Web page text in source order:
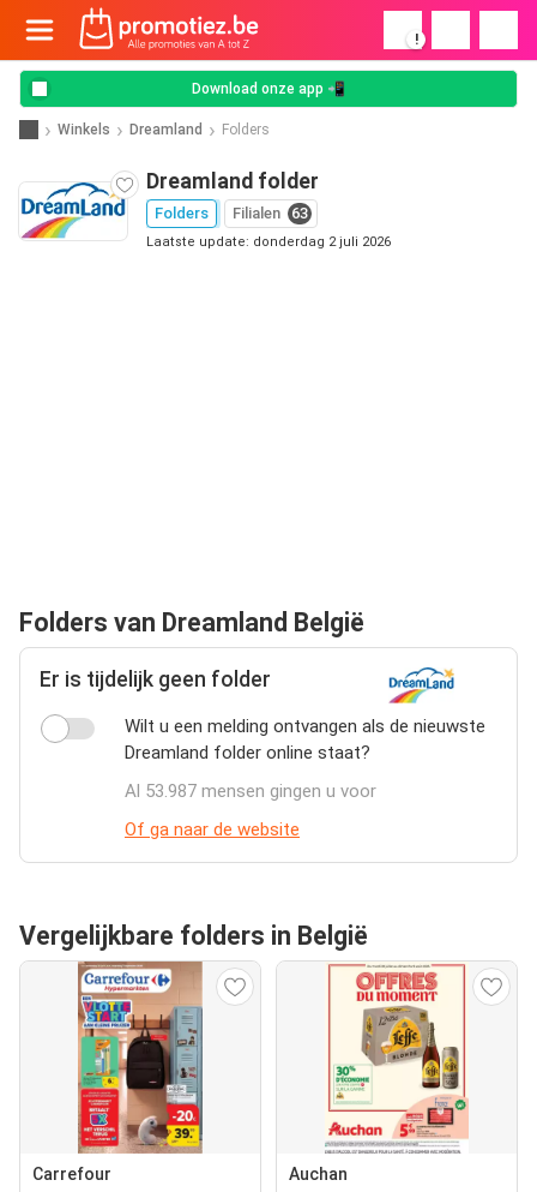
!
Download onze app 📲
Winkels Dreamland Folders
Dreamland folder
Folders Filialen 63
Laatste update: donderdag 2 juli 2026
Folders van Dreamland België
Er is tijdelijk geen folder
Wilt u een melding ontvangen als de nieuwste
Dreamland folder online staat?
Al 53.987 mensen gingen u voor
Of ga naar de website
Vergelijkbare folders in België
Carrefour Auchan